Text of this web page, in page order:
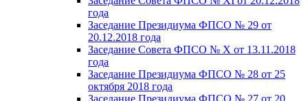
года
Заседание Президиума ФПСО № 29 от
20.12.2018 года
Заседание Совета ФПСО № X от 13.11.2018
года
Заседание Президиума ФПСО № 28 от 25
октября 2018 года
Заседание Президиума ФПСО № 27 от 20